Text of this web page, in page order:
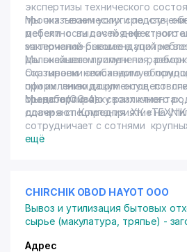
экспертизы технического
прочих технических средств,
мебели с выдачей дефектного
заключений-рекомендаций на
дальнейшего применения,
Оказываем необходимую
оформлению документов по
средств(ОС-4).
Мы оказываем услуги по
дефектности состояние
материалов бывшее в
Мы оказываем услуги по
сортировки списанного
при их ликвидации
транспортировку различного
сдачи в спецпредприятие на
Мы заботимся о своих клиентах,
доверяют. Компания ХК «ТЕХNIK
сотрудничает с сотнями
гарантируя им выполнения
ещё
CHIRCHIK OBOD HAYOT ООО
Вывоз и утилизация бытовых
сырье (макулатура, тряпье) -
Адрес